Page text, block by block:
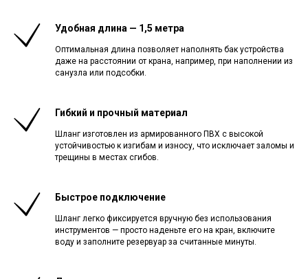
Удобная длина — 1,5 метра
Оптимальная длина позволяет наполнять бак устройства
даже на расстоянии от крана, например, при наполнении из
санузла или подсобки.
Гибкий и прочный материал
Шланг изготовлен из армированного ПВХ с высокой
устойчивостью к изгибам и износу, что исключает заломы и
трещины в местах сгибов.
Быстрое подключение
Шланг легко фиксируется вручную без использования
инструментов — просто наденьте его на кран, включите
воду и заполните резервуар за считанные минуты.